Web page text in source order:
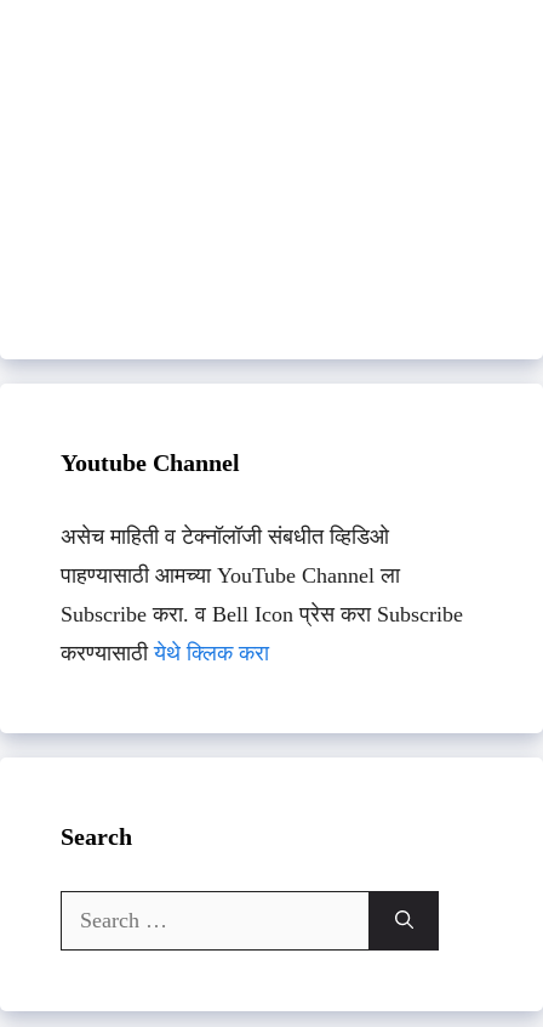
Youtube Channel
असेच माहिती व टेक्नॉलॉजी संबधीत व्हिडिओ
पाहण्यासाठी आमच्या YouTube Channel ला
Subscribe करा. व Bell Icon प्रेस करा Subscribe
करण्यासाठीयेथे क्लिक करा
Search
Search
for: